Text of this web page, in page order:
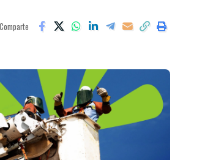
Comparte